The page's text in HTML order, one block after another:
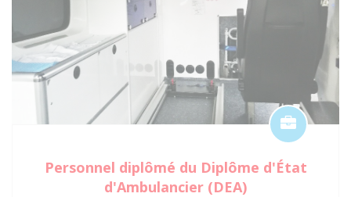
Personnel diplômé du Diplôme d'État
d'Ambulancier (DEA)